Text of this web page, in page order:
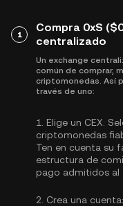
1
Compra 0xS
centralizado
Un exchange
común de comprar,
criptomonedas. Así
través de uno:
1. Elige un CEX:
criptomonedas
Ten en cuenta su
estructura de
pago admitidos al
2. Crea una cuenta: